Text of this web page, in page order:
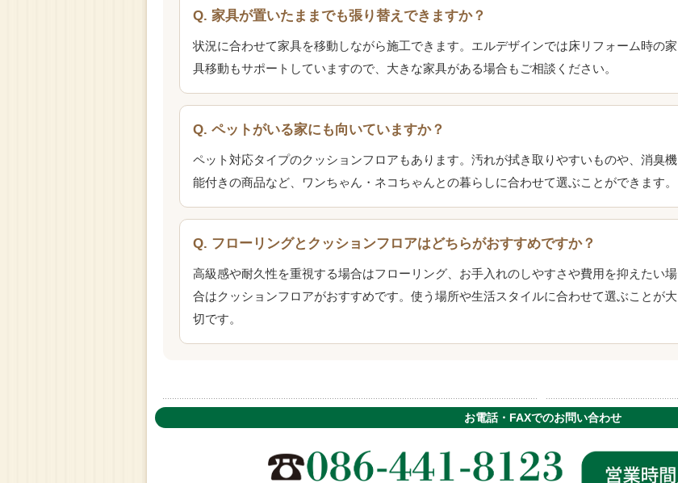
Q. 家具が置いたままでも張り替えできますか？
状況に合わせて家具を移動しながら施工できます。エルデザインでは床リフォーム時の家
具移動もサポートしていますので、大きな家具がある場合もご相談ください。
Q. ペットがいる家にも向いていますか？
ペット対応タイプのクッションフロアもあります。汚れが拭き取りやすいものや、消臭機
能付きの商品など、ワンちゃん・ネコちゃんとの暮らしに合わせて選ぶことができます。
Q. フローリングとクッションフロアはどちらがおすすめですか？
高級感や耐久性を重視する場合はフローリング、お手入れのしやすさや費用を抑えたい場
合はクッションフロアがおすすめです。使う場所や生活スタイルに合わせて選ぶことが大
切です。
お電話・FAXでのお問い合わせ